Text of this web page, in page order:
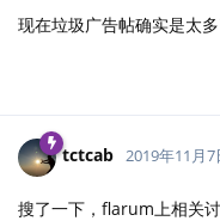
现在垃圾广告帖确实是太多
tctcab 2019年11月7
搜了一下，flarum上相关